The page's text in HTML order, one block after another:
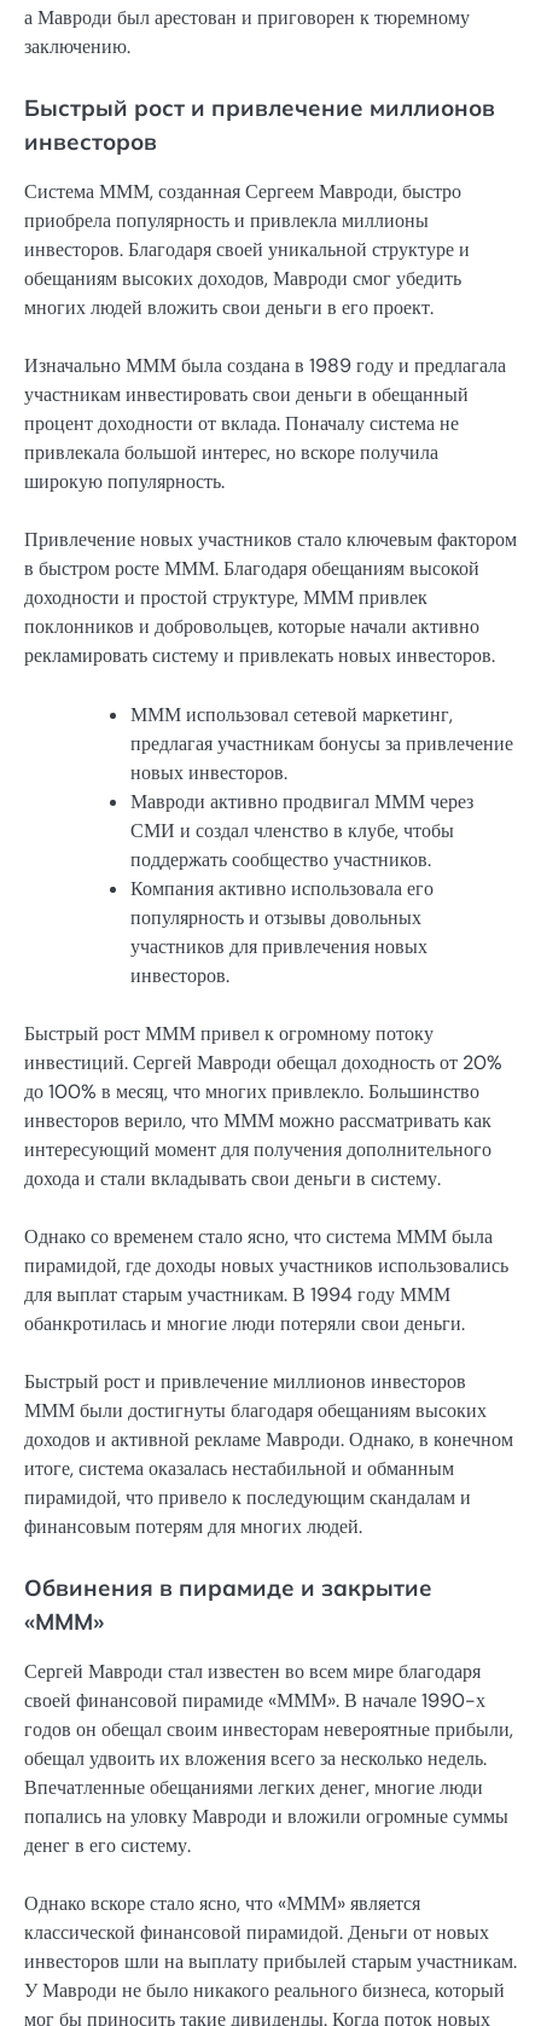
а Мавроди был арестован и приговорен к тюремному
заключению.
Быстрый рост и привлечение миллионов
инвесторов
Система МММ, созданная Сергеем Мавроди, быстро
приобрела популярность и привлекла миллионы
инвесторов. Благодаря своей уникальной структуре и
обещаниям высоких доходов, Мавроди смог убедить
многих людей вложить свои деньги в его проект.
Изначально МММ была создана в 1989 году и предлагала
участникам инвестировать свои деньги в обещанный
процент доходности от вклада. Поначалу система не
привлекала большой интерес, но вскоре получила
широкую популярность.
Привлечение новых участников стало ключевым фактором
в быстром росте МММ. Благодаря обещаниям высокой
доходности и простой структуре, МММ привлек
поклонников и добровольцев, которые начали активно
рекламировать систему и привлекать новых инвесторов.
МММ использовал сетевой маркетинг,
предлагая участникам бонусы за привлечение
новых инвесторов.
Мавроди активно продвигал МММ через
СМИ и создал членство в клубе, чтобы
поддержать сообщество участников.
Компания активно использовала его
популярность и отзывы довольных
участников для привлечения новых
инвесторов.
Быстрый рост МММ привел к огромному потоку
инвестиций. Сергей Мавроди обещал доходность от 20%
до 100% в месяц, что многих привлекло. Большинство
инвесторов верило, что МММ можно рассматривать как
интересующий момент для получения дополнительного
дохода и стали вкладывать свои деньги в систему.
Однако со временем стало ясно, что система МММ была
пирамидой, где доходы новых участников использовались
для выплат старым участникам. В 1994 году МММ
обанкротилась и многие люди потеряли свои деньги.
Быстрый рост и привлечение миллионов инвесторов
МММ были достигнуты благодаря обещаниям высоких
доходов и активной рекламе Мавроди. Однако, в конечном
итоге, система оказалась нестабильной и обманным
пирамидой, что привело к последующим скандалам и
финансовым потерям для многих людей.
Обвинения в пирамиде и закрытие
«МММ»
Сергей Мавроди стал известен во всем мире благодаря
своей финансовой пирамиде «МММ». В начале 1990-х
годов он обещал своим инвесторам невероятные прибыли,
обещал удвоить их вложения всего за несколько недель.
Впечатленные обещаниями легких денег, многие люди
попались на уловку Мавроди и вложили огромные суммы
денег в его систему.
Однако вскоре стало ясно, что «МММ» является
классической финансовой пирамидой. Деньги от новых
инвесторов шли на выплату прибылей старым участникам.
У Мавроди не было никакого реального бизнеса, который
мог бы приносить такие дивиденды. Когда поток новых